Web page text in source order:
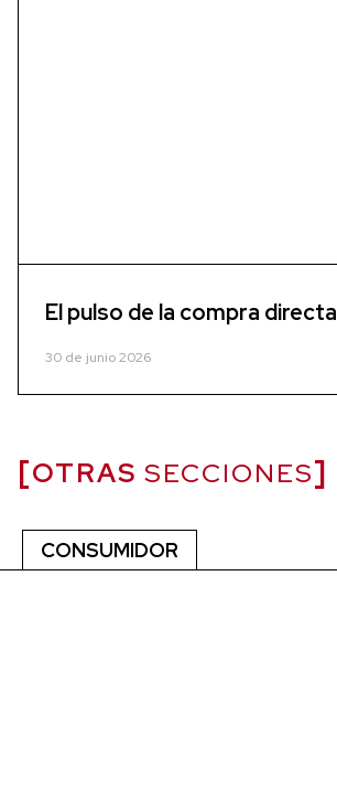
El pulso de la compra directa
30 de junio 2026
OTRAS SECCIONES
CONSUMIDOR